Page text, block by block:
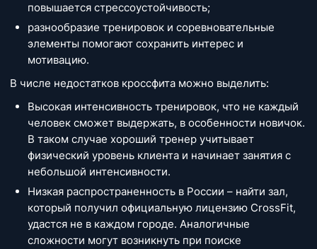
повышается стрессоустойчивость;
разнообразие тренировок и соревновательные
элементы помогают сохранить интерес и
мотивацию.
В числе недостатков кроссфита можно выделить:
Высокая интенсивность тренировок, что не каждый
человек сможет выдержать, в особенности новичок.
В таком случае хороший тренер учитывает
физический уровень клиента и начинает занятия с
небольшой интенсивности.
Низкая распространенность в России – найти зал,
который получил официальную лицензию CrossFit,
удастся не в каждом городе. Аналогичные
сложности могут возникнуть при поиске